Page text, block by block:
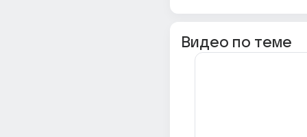
Видео по теме